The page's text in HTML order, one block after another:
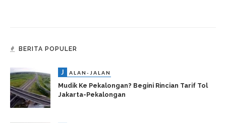
BERITA POPULER
J ALAN-JALAN
Mudik Ke Pekalongan? Begini Rincian Tarif Tol
Jakarta-Pekalongan